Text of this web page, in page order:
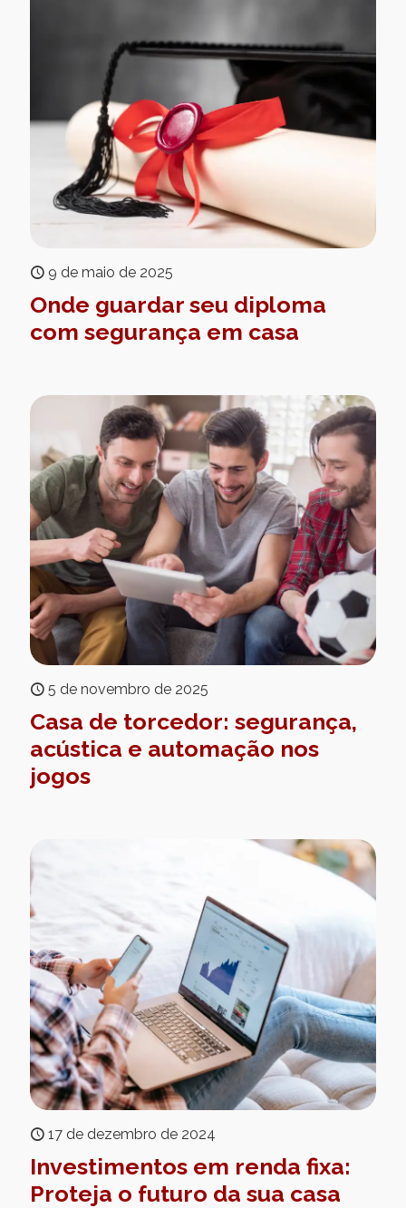
9 de maio de 2025
Onde guardar seu diploma
com segurança em casa
5 de novembro de 2025
Casa de torcedor: segurança,
acústica e automação nos
jogos
17 de dezembro de 2024
Investimentos em renda fixa:
Proteja o futuro da sua casa